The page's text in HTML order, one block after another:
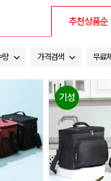
추천상품순
량 가격검색 무료
기성